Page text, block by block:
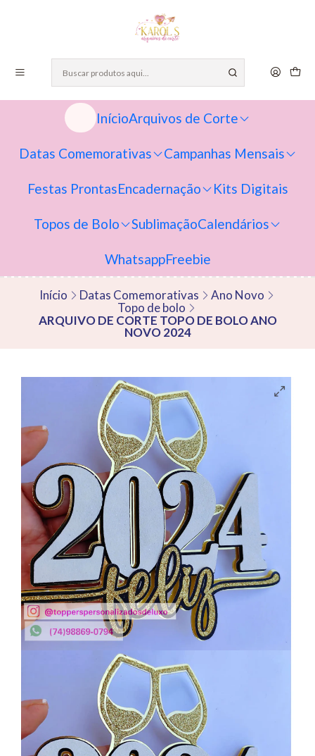
InícioArquivos de Corte
Datas Comemorativas Campanhas Mensais
Festas ProntasEncadernação Kits Digitais
Topos de Bolo SublimaçãoCalendários
WhatsappFreebie
Início Datas Comemorativas
Ano Novo
Topo de bolo
ARQUIVO DE CORTE TOPO DE BOLO ANO
NOVO 2024